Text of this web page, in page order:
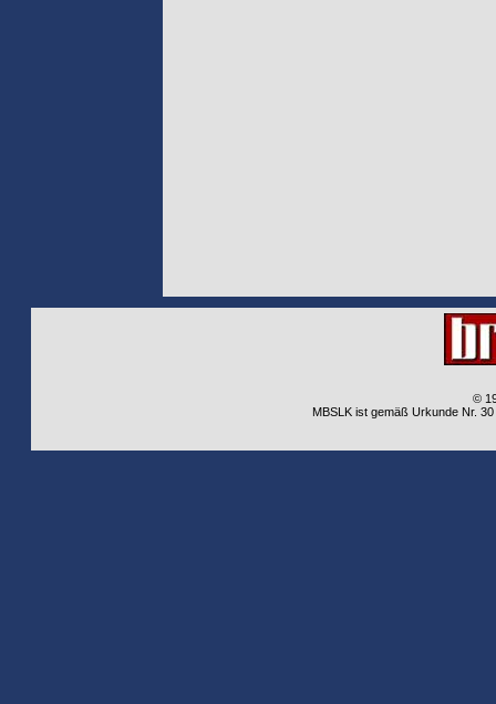
©
MBSLK ist gemäß Urkunde Nr.